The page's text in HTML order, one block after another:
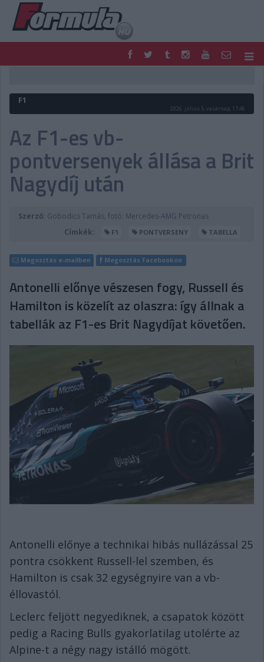
FORMULA
MOTOR
PODCAST
TIPPJÁTÉK
DIGITÁLIS MAGAZIN
PONTÁLLÁSOK
VERSENYNAPTÁRAK
F1
2026. július 5. vasárnap, 17:46
Az F1-es vb-
pontversenyek állása a Brit
Nagydíj után
Szerző: Gobodics Tamás, fotó: Mercedes-AMG Petronas
Címkék:
F1 PONTVERSENY TABELLA
Megosztás e-mailben Megosztás Facebookon
Antonelli előnye vészesen fogy, Russell és
Hamilton is közelít az olaszra: így állnak a
tabellák az F1-es Brit Nagydíjat követően.
Antonelli előnye a technikai hibás nullázással 25
pontra csökkent Russell-lel szemben, és
Hamilton is csak 32 egységnyire van a vb-
éllovastól.
Leclerc feljött negyediknek, a csapatok között
pedig a Racing Bulls gyakorlatilag utolérte az
Alpine-t a négy nagy istálló mögött.